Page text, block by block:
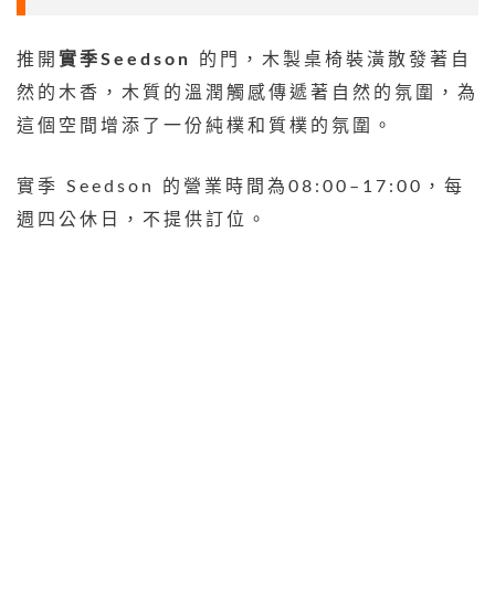
推開 實季Seedson
的門，木製桌椅裝潢散發著自
然的木香，木質的溫潤觸感傳遞著自然的氛圍，為
這個空間增添了一份純樸和質樸的氛圍。
實季 Seedson 的營業時間為08:00–17:00，每
週四公休日，不提供訂位。